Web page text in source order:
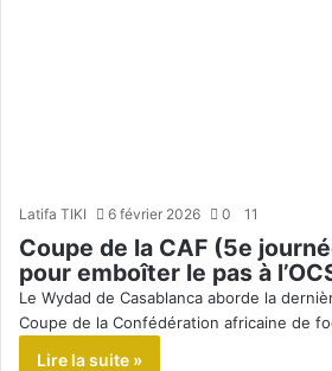
Latifa TIKI 6 février 2026 0 11
Coupe de la CAF (5e
pour emboîter le pas à
Le Wydad de Casablanca aborde la
Coupe de la Confédération africaine de
Lire la suite »